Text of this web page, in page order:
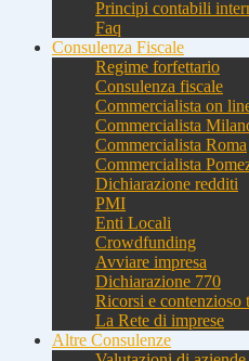
Principi contabili
Faq
Consulenza Fiscale
Regime forfettario
Consulenza fiscale
Commercialista on
Commercialista
Commercialista Roma
Commercialista
Dichiarazione redditi
PMI
Enti Locali
Crowdfunding
Avviare impresa
Dichiarazione 770
Ricorsi e contenzioso
La Rete di imprese
Altre Consulenze